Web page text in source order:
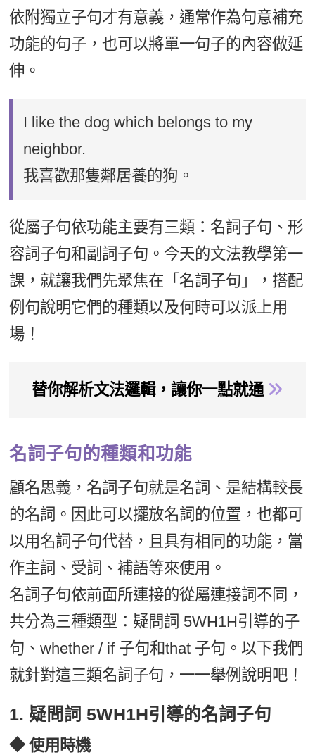
依附獨立子句才有意義，通常作為句意補充
功能的句子，也可以將單一句子的內容做延
伸。
I like the dog which belongs to my
neighbor.
我喜歡那隻鄰居養的狗。
從屬子句依功能主要有三類：名詞子句、形
容詞子句和副詞子句。今天的文法教學第一
課，就讓我們先聚焦在「名詞子句」，搭配
例句說明它們的種類以及何時可以派上用
場！
替你解析文法邏輯，讓你一點就通
名詞子句的種類和功能
顧名思義，名詞子句就是名詞、是結構較長
的名詞。因此可以擺放名詞的位置，也都可
以用名詞子句代替，且具有相同的功能，當
作主詞、受詞、補語等來使用。
名詞子句依前面所連接的從屬連接詞不同，
共分為三種類型：疑問詞 5WH1H引導的子
句、whether / if 子句和that 子句。以下我們
就針對這三類名詞子句，一一舉例說明吧！
1. 疑問詞 5WH1H引導的名詞子句
◆ 使用時機